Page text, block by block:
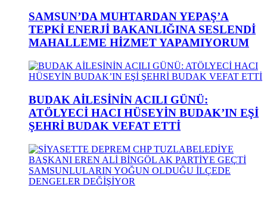
SAMSUN’DA MUHTARDAN YEPAŞ’A
TEPKİ ENERJİ BAKANLIĞINA SESLENDİ
MAHALLEME HİZMET YAPAMIYORUM
BUDAK AİLESİNİN ACILI GÜNÜ:
ATÖLYECİ HACI HÜSEYİN BUDAK’IN EŞİ
ŞEHRİ BUDAK VEFAT ETTİ